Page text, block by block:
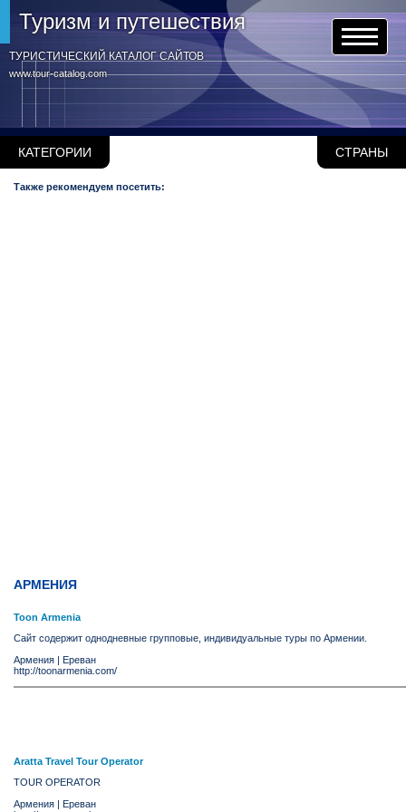
www.tour-catalog.com
Туризм и путешествия
ТУРИСТИЧЕСКИЙ КАТАЛОГ САЙТОВ
КАТЕГОРИИ СТРАНЫ
Также рекомендуем посетить:
АРМЕНИЯ
Toon Armenia
Сайт содержит однодневные групповые, индивидуальные туры по Армении.
Армения | Ереван
http://toonarmenia.com/
Aratta Travel Tour Operator
TOUR OPERATOR
Армения | Ереван